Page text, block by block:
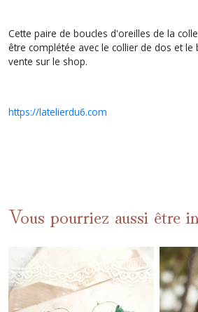
Cette paire de boucles d'oreilles de la
être complétée avec le collier de dos et le
vente sur le shop.
https://latelierdu6.com
Vous pourriez aussi être